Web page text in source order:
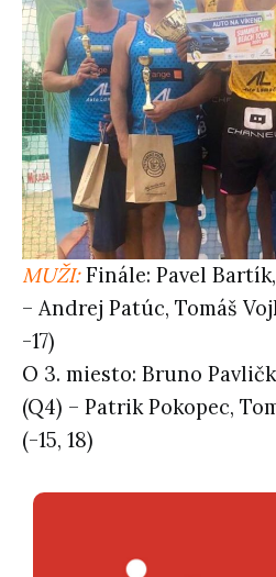
MUŽI: Finále: Pavel
– Andrej Patúc, Tomáš
-17)
O 3. miesto: Bruno
(Q4) – Patrik Pokopec,
(-15, 18)